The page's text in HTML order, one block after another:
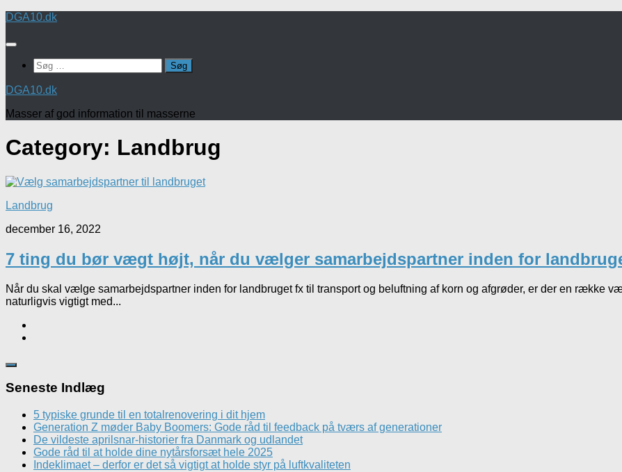
Skip
content
DGA10.dk
Søg
efter:
DGA10.dk
Masser af god information til masserne
Category: Landbrug
Landbrug
december 16, 2022
7 ting du bør vægt højt, når du vælger samarbejdspartner inden for
Når du skal vælge samarbejdspartner inden for landbruget fx til transport og beluftning af korn og afgrøder, er der en række
naturligvis vigtigt med...
Seneste Indlæg
5 typiske grunde til en totalrenovering i dit hjem
Generation Z møder Baby Boomers: Gode råd til feedback på tværs af generationer
De vildeste aprilsnar-historier fra Danmark og udlandet
Gode råd til at holde dine nytårsforsæt hele 2025
Indeklimaet – derfor er det så vigtigt at holde styr på luftkvaliteten